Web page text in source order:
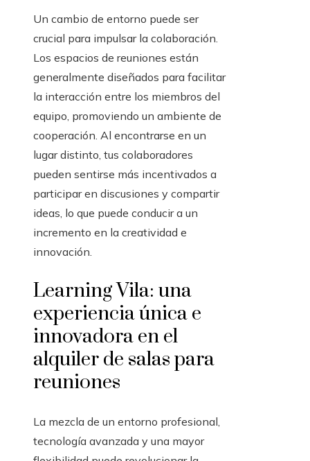
Un cambio de entorno puede ser
crucial para impulsar la colaboración.
Los espacios de reuniones están
generalmente diseñados para facilitar
la interacción entre los miembros del
equipo, promoviendo un ambiente de
cooperación. Al encontrarse en un
lugar distinto, tus colaboradores
pueden sentirse más incentivados a
participar en discusiones y compartir
ideas, lo que puede conducir a un
incremento en la creatividad e
innovación.
Learning Vila: una
experiencia única e
innovadora en el
alquiler de salas para
reuniones
La mezcla de un entorno profesional,
tecnología avanzada y una mayor